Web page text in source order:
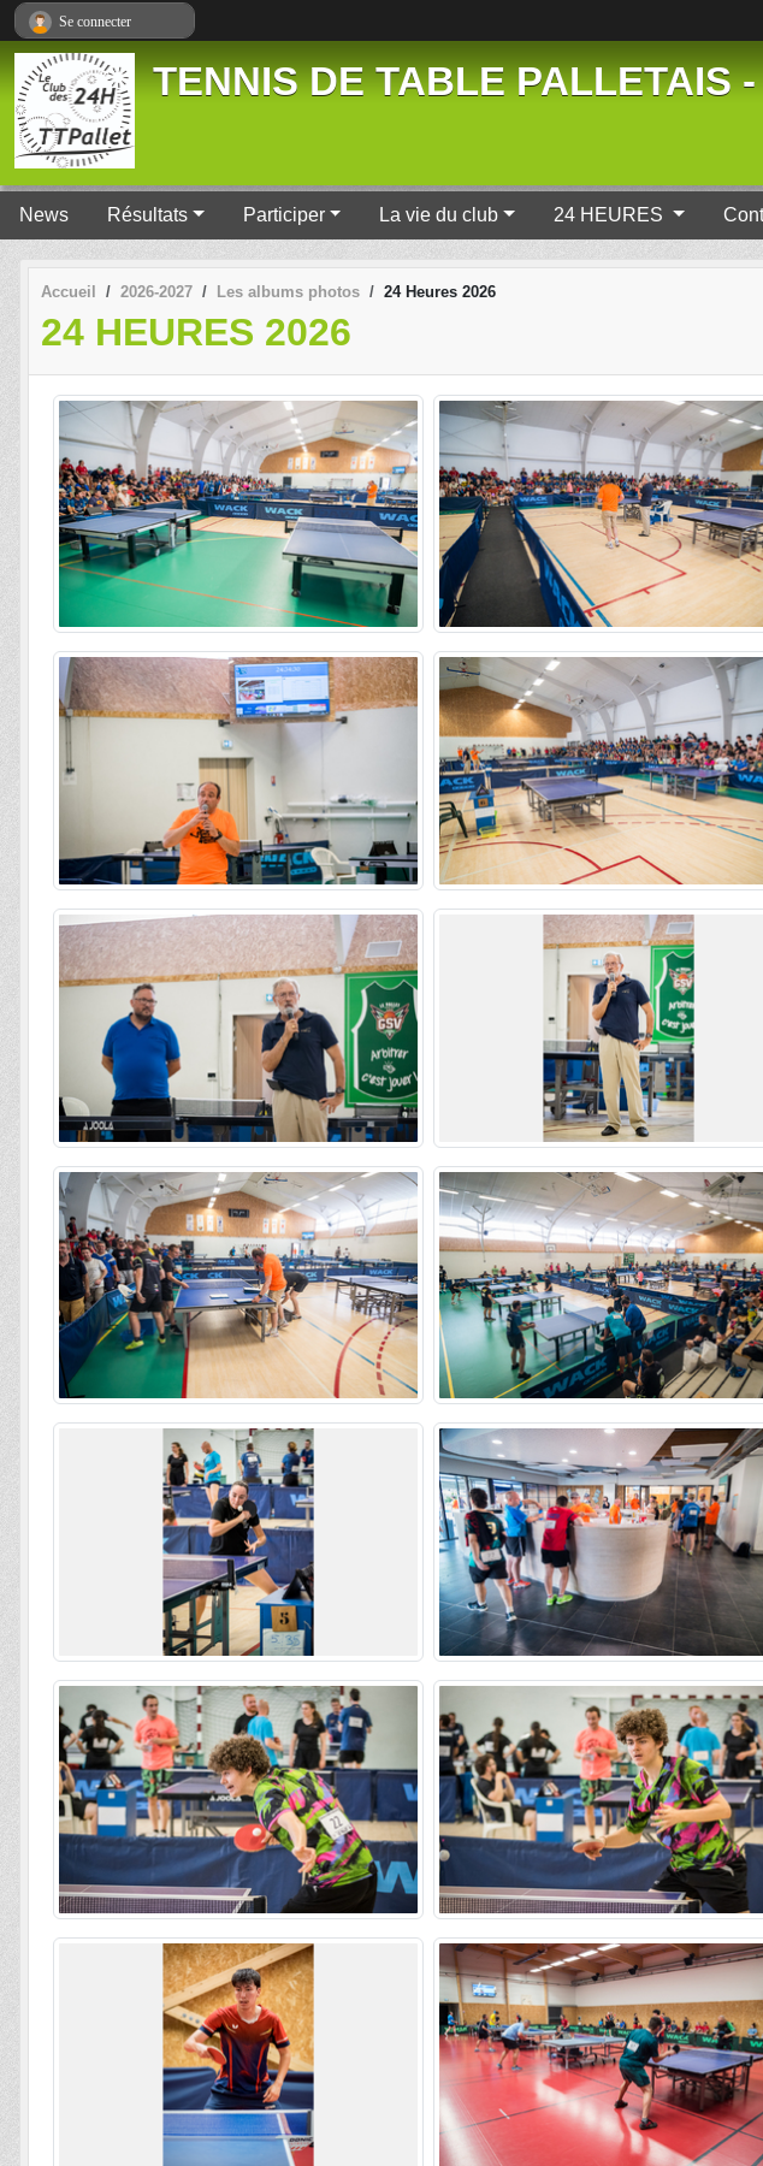
TENNIS DE TABLE PALLETAIS
News Résultats Participer La vie du club 24 HEURES
Accueil 2026-2027 Les albums photos 24 Heures 2026
24 HEURES 2026
Se connecter
Panneau de gestion des cookies